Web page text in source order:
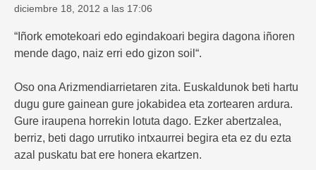
diciembre 18, 2012 a las 17:06
“Iñork emotekoari edo egindakoari begira dagona iñoren
mende dago, naiz erri edo gizon soil“.
Oso ona Arizmendiarrietaren zita. Euskaldunok beti hartu
dugu gure gainean gure jokabidea eta zortearen ardura.
Gure iraupena horrekin lotuta dago. Ezker abertzalea,
berriz, beti dago urrutiko intxaurrei begira eta ez du ezta
azal puskatu bat ere honera ekartzen.